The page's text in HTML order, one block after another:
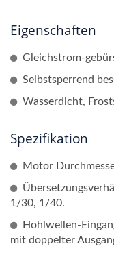
Eigenschaften
Gleichstrom-
Selbstsperrend
Wasserdicht,
Spezifikation
Motor
1/30, 1/40.
Hohlwellen-
mit doppelter